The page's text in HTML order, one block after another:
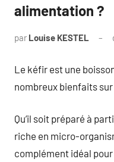
alimentation ?
par Louise KESTEL
Le kéfir est une
nombreux bienfaits
Qu’il soit préparé à
riche en micro-
complément idéal